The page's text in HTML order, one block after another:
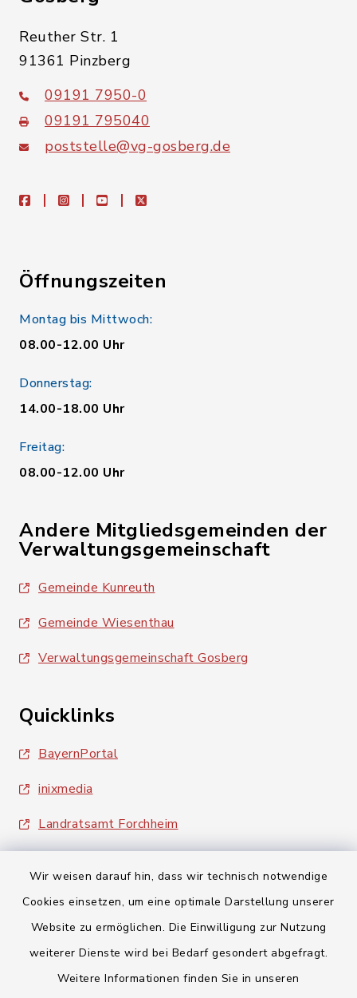
Wir weisen darauf hin, dass wir technisch notwendige
Cookies einsetzen, um eine optimale Darstellung unserer
Website zu ermöglichen. Die Einwilligung zur Nutzung
weiterer Dienste wird bei Bedarf gesondert abgefragt.
Weitere Informationen finden Sie in unseren
Reuther Str. 1
91361 Pinzberg
09191 7950-0
09191 795040
poststelle@vg-gosberg.de
facebookinstagramyoutubeX
Öffnungszeiten
Montag bis Mittwoch:
08.00-12.00 Uhr
Donnerstag:
14.00-18.00 Uhr
Freitag:
08.00-12.00 Uhr
Andere Mitgliedsgemeinden der
Verwaltungsgemeinschaft
Gemeinde Kunreuth
Gemeinde Wiesenthau
Verwaltungsgemeinschaft Gosberg
Quicklinks
BayernPortal
inixmedia
Landratsamt Forchheim
Barrierefreiheit